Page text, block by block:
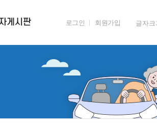
게시판
교육 자료실
기존 활동사진
로그인 회원가입 글자크